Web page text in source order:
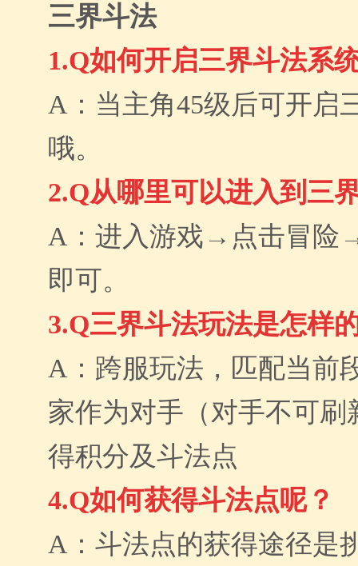
三界斗法
1.Q如何开启三界斗法系
A：当主角45级后可开启
哦。
2.Q从哪里可以进入到三
A：进入游戏→点击冒险
即可。
3.Q三界斗法玩法是怎样
A：跨服玩法，匹配当前
家作为对手（对手不可刷
得积分及斗法点
4.Q如何获得斗法点呢？
A：斗法点的获得途径是